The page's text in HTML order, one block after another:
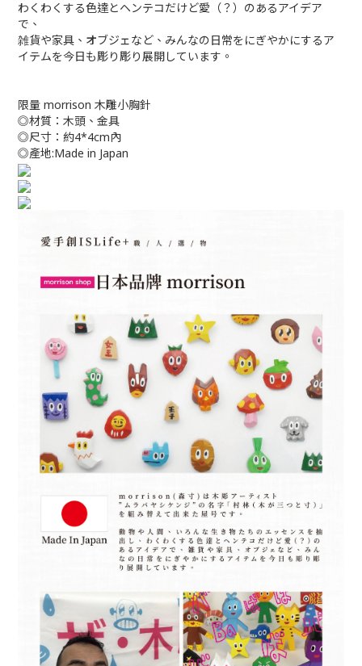
わくわくする色達とヘンテコだけど愛（？）のあるアイデア
で、
雑貨や家具、オブジェなど、みんなの日常をにぎやかにするア
イテムを今日も彫り彫り展開しています。
限量 morrison 木雕小胸針
◎材質：木頭、金具
◎尺寸：約4*4cm內
◎產地:Made in Japan